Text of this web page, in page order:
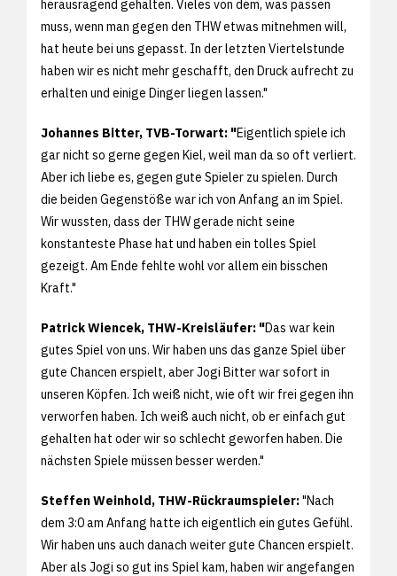
herausragend gehalten. Vieles von dem, was passen
muss, wenn man gegen den THW etwas mitnehmen will,
hat heute bei uns gepasst. In der letzten Viertelstunde
haben wir es nicht mehr geschafft, den Druck aufrecht zu
erhalten und einige Dinger liegen lassen."
Johannes Bitter, TVB-Torwart: "Eigentlich spiele ich
gar nicht so gerne gegen Kiel, weil man da so oft verliert.
Aber ich liebe es, gegen gute Spieler zu spielen. Durch
die beiden Gegenstöße war ich von Anfang an im Spiel.
Wir wussten, dass der THW gerade nicht seine
konstanteste Phase hat und haben ein tolles Spiel
gezeigt. Am Ende fehlte wohl vor allem ein bisschen
Kraft."
Patrick Wiencek, THW-Kreisläufer: "Das war kein
gutes Spiel von uns. Wir haben uns das ganze Spiel über
gute Chancen erspielt, aber Jogi Bitter war sofort in
unseren Köpfen. Ich weiß nicht, wie oft wir frei gegen ihn
verworfen haben. Ich weiß auch nicht, ob er einfach gut
gehalten hat oder wir so schlecht geworfen haben. Die
nächsten Spiele müssen besser werden."
Steffen Weinhold, THW-Rückraumspieler:"Nach
dem 3:0 am Anfang hatte ich eigentlich ein gutes Gefühl.
Wir haben uns auch danach weiter gute Chancen erspielt.
Aber als Jogi so gut ins Spiel kam, haben wir angefangen